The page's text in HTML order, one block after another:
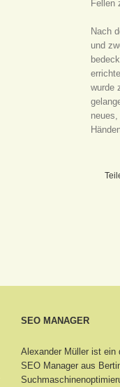
Fellen
Nach
und
wurde
SEO MANAGER
Alexander Müller ist ein
SEO Manager aus